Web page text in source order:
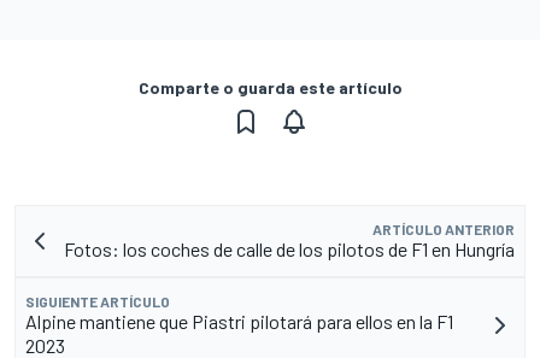
Comparte o guarda este artículo
ARTÍCULO ANTERIOR
Fotos: los coches de calle de los pilotos de F1 en Hungría
SIGUIENTE ARTÍCULO
Alpine mantiene que Piastri pilotará para ellos en la F1
2023